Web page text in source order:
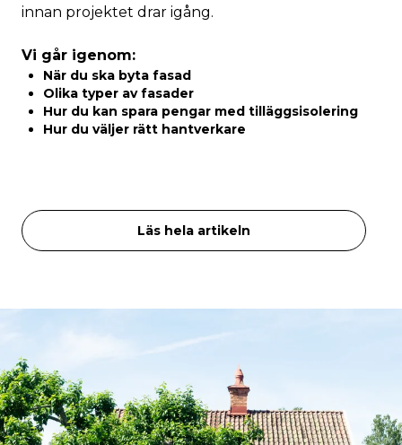
innan projektet drar igång.
Vi går igenom:
När du ska byta fasad
Olika typer av fasader
Hur du kan spara pengar med tilläggsisolering
Hur du väljer rätt hantverkare
Läs hela artikeln